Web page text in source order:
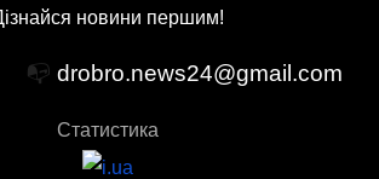
новини першим!
📭 drobro.news24@gmail.com
Статистика